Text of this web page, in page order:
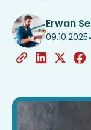
Erwan
09.10.2025•